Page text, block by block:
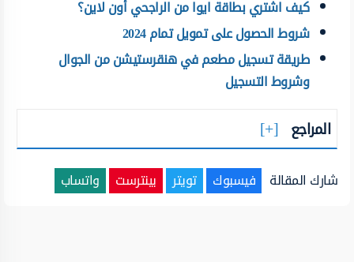
كيف اشتري بطاقة ايوا من الراجحي أون لاين؟
شروط الحصول على تمويل تمام 2024
طريقة تسجيل مطعم في هنقرستيشن من الجوال
وشروط التسجيل
المراجع
شارك المقالة فيسبوك تويتر بينترست واتساب